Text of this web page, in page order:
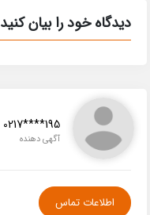
دیدگاه خود را بیان کنید
0217****195
آگهی دهنده
اطلاعات تماس